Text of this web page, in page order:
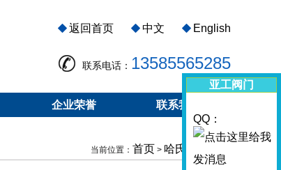
返回首页 中文 English
联系电话： 13585565285
企业荣誉 联系我们
当前位置： 首页 > 哈氏合金阀门
亚工阀门
QQ：